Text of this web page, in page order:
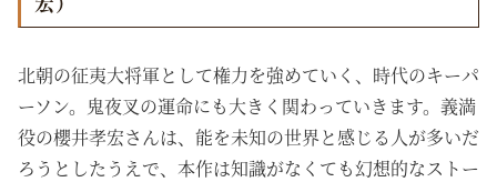
北朝の征夷大将軍として権力を強めていく、時代のキーパ
ーソン。鬼夜叉の運命にも大きく関わっていきます。義満
役の櫻井孝宏さんは、能を未知の世界と感じる人が多いだ
ろうとしたうえで、本作は知識がなくても幻想的なストー